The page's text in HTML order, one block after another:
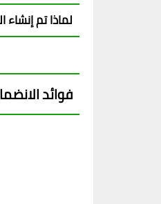
لماذا تم
فوائد